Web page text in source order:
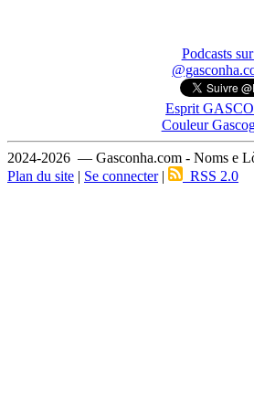
Podcasts
Esprit
Couleur
2024-2026 — Gasconha.com - Noms e
Plan du site | Se connecter| RSS 2.0